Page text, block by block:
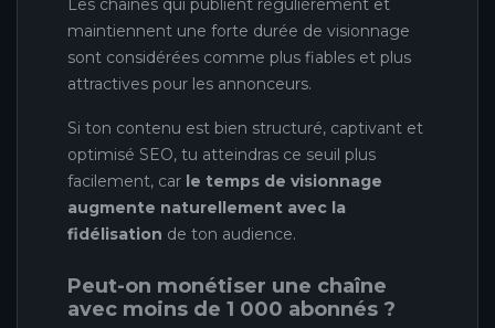
Les chaînes qui publient régulièrement et
maintiennent une forte durée de visionnage
sont considérées comme plus fiables et plus
attractives pour les annonceurs.
Si ton contenu est bien structuré, captivant et
optimisé SEO, tu atteindras ce seuil plus
facilement, car le temps de visionnage
augmente naturellement avec la
fidélisation de ton audience.
Peut-on monétiser une chaîne
avec moins de 1 000 abonnés ?